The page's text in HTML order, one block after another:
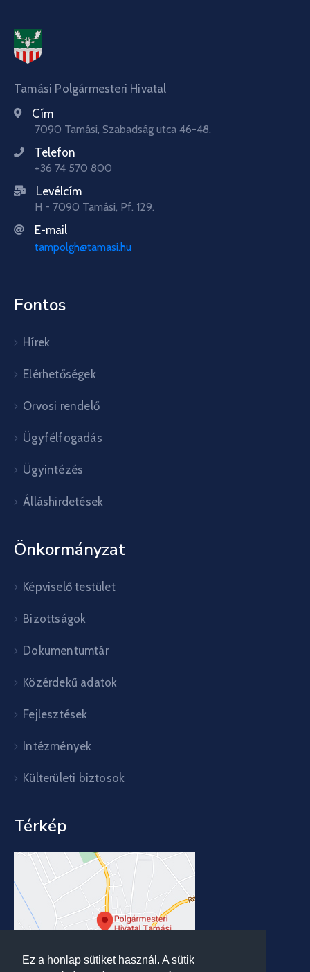
Ez a honlap sütiket használ. A sütik
Tamási Polgármesteri Hivatal
Cím
7090 Tamási, Szabadság utca 46-48.
Telefon
+36 74 570 800
Levélcím
H - 7090 Tamási, Pf. 129.
E-mail
tampolgh@tamasi.hu
Fontos
Hírek
Elérhetőségek
Orvosi rendelő
Ügyfélfogadás
Ügyintézés
Álláshirdetések
Önkormányzat
Képviselő testület
Bizottságok
Dokumentumtár
Közérdekű adatok
Fejlesztések
Intézmények
Külterületi biztosok
Térkép